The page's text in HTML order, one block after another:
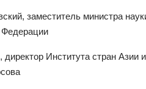
заместитель министра
Федерации
Института стран